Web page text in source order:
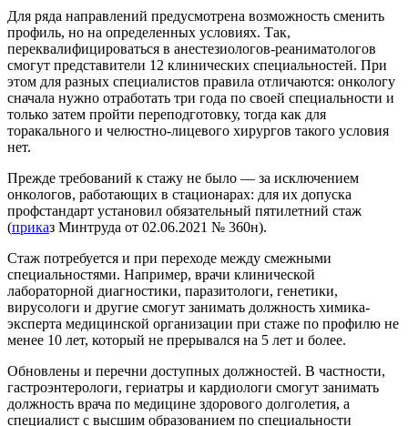
Для ряда направлений предусмотрена возможность сменить
профиль, но на определенных условиях. Так,
переквалифицироваться в анестезиологов-реаниматологов
смогут представители 12 клинических специальностей. При
этом для разных специалистов правила отличаются: онкологу
сначала нужно отработать три года по своей специальности и
только затем пройти переподготовку, тогда как для
торакального и челюстно-лицевого хирургов такого условия
нет.
Прежде требований к стажу не было — за исключением
онкологов, работающих в стационарах: для их допуска
профстандарт установил обязательный пятилетний стаж
(приказ Минтруда от 02.06.2021 № 360н).
Стаж потребуется и при переходе между смежными
специальностями. Например, врачи клинической
лабораторной диагностики, паразитологи, генетики,
вирусологи и другие смогут занимать должность химика-
эксперта медицинской организации при стаже по профилю не
менее 10 лет, который не прерывался на 5 лет и более.
Обновлены и перечни доступных должностей. В частности,
гастроэнтерологи, гериатры и кардиологи смогут занимать
должность врача по медицине здорового долголетия, а
специалист с высшим образованием по специальности